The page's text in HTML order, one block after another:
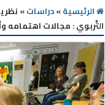
الرئيسية»دراسات»
التَّربوي : مجالات اهتمامه